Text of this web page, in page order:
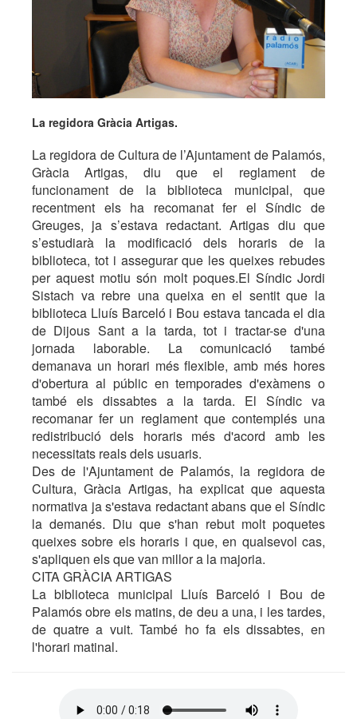
La regidora Gràcia Artigas.
La regidora de Cultura de l’Ajuntament de Palamós,
Gràcia Artigas, diu que el reglament de
funcionament de la biblioteca municipal, que
recentment els ha recomanat fer el Síndic de
Greuges, ja s’estava redactant. Artigas diu que
s’estudiarà la modificació dels horaris de la
biblioteca, tot i assegurar que les queixes rebudes
per aquest motiu són molt poques.El Síndic Jordi
Sistach va rebre una queixa en el sentit que la
biblioteca Lluís Barceló i Bou estava tancada el dia
de Dijous Sant a la tarda, tot i tractar-se d'una
jornada laborable. La comunicació també
demanava un horari més flexible, amb més hores
d'obertura al públic en temporades d'exàmens o
també els dissabtes a la tarda. El Síndic va
recomanar fer un reglament que contemplés una
redistribució dels horaris més d'acord amb les
necessitats reals dels usuaris.
Des de l'Ajuntament de Palamós, la regidora de
Cultura, Gràcia Artigas, ha explicat que aquesta
normativa ja s'estava redactant abans que el Síndic
la demanés. Diu que s'han rebut molt poquetes
queixes sobre els horaris i que, en qualsevol cas,
s'apliquen els que van millor a la majoria.
CITA GRÀCIA ARTIGAS
La biblioteca municipal Lluís Barceló i Bou de
Palamós obre els matins, de deu a una, i les tardes,
de quatre a vuit. També ho fa els dissabtes, en
l'horari matinal.